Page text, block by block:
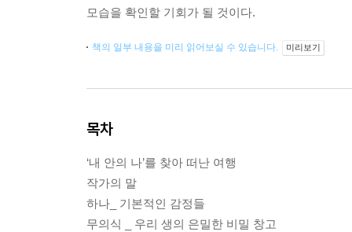
모습을 확인할 기회가 될 것이다.
책의 일부 내용을 미리 읽어보실 수 있습니다. 미리보기
목차
‘내 안의 나’를 찾아 떠난 여행
작가의 말
하나_ 기본적인 감정들
무의식 _ 우리 생의 은밀한 비밀 창고